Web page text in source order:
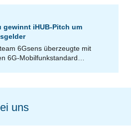
gewinnt iHUB-Pitch um
6Gsens überzeugte mit
6G-Mobilfunkstandard…
uns